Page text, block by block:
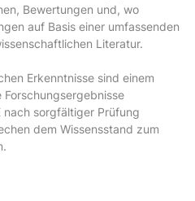
Bewertungen und, wo
auf Basis einer umfassenden
Literatur.
Erkenntnisse sind einem
nach sorgfältiger Prüfung
dem Wissensstand zum